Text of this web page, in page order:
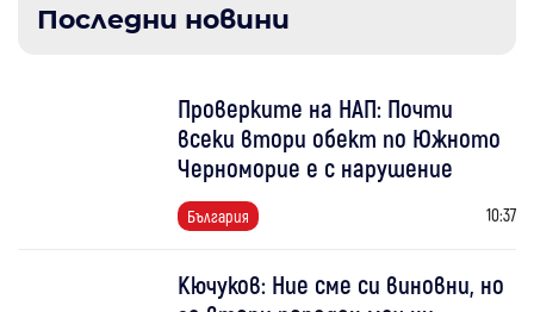
Последни новини
Проверките на НАП: Почти
всеки втори обект по Южното
Черноморие е с нарушение
България 10:37
Кючуков: Ние сме си виновни, но